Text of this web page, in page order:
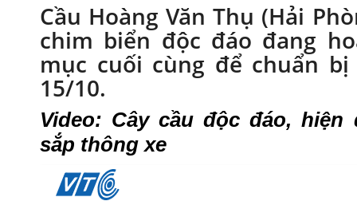
Cầu Hoàng Văn Thụ (Hải
chim biển độc đáo đang
mục cuối cùng để chuẩn
15/10.
Video: Cây cầu độc đáo,
sắp thông xe